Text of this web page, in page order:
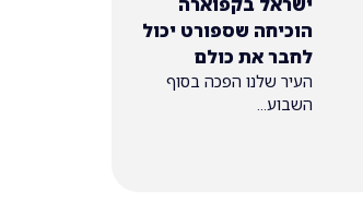
הוכיחה שספורט יכול
לחבר את כולם
העיר שלנו הפכה בסוף
השבוע...